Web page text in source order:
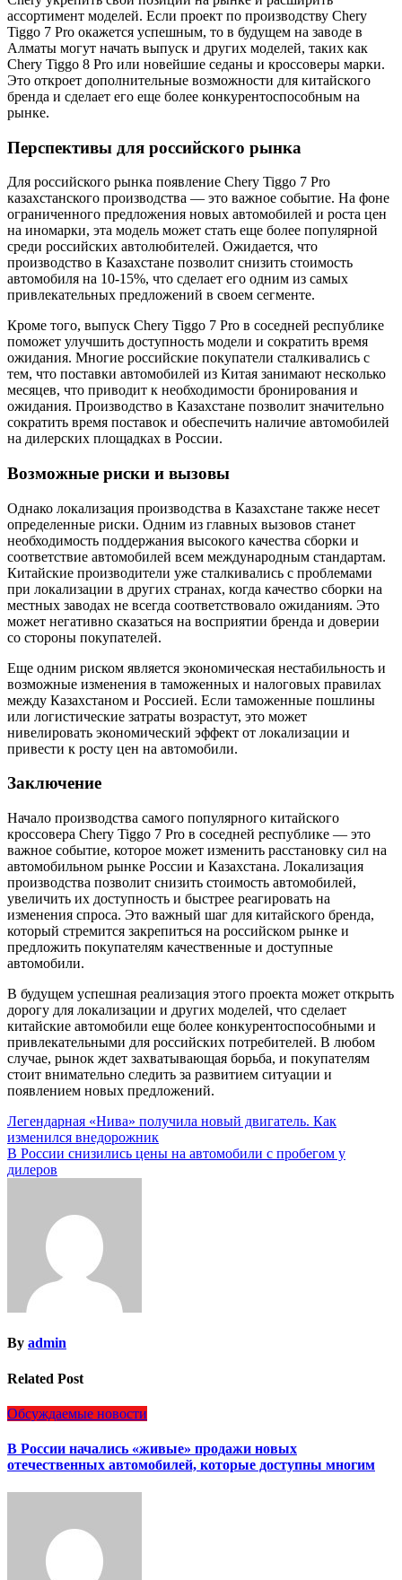
ассортимент моделей. Если проект по производству Chery
Tiggo 7 Pro окажется успешным, то в будущем на заводе в
Алматы могут начать выпуск и других моделей, таких как
Chery Tiggo 8 Pro или новейшие седаны и кроссоверы марки.
Это откроет дополнительные возможности для китайского
бренда и сделает его еще более конкурентоспособным на
рынке.
Перспективы для российского рынка
Для российского рынка появление Chery Tiggo 7 Pro
казахстанского производства — это важное событие. На фоне
ограниченного предложения новых автомобилей и роста цен
на иномарки, эта модель может стать еще более популярной
среди российских автолюбителей. Ожидается, что
производство в Казахстане позволит снизить стоимость
автомобиля на 10-15%, что сделает его одним из самых
привлекательных предложений в своем сегменте.
Кроме того, выпуск Chery Tiggo 7 Pro в соседней республике
поможет улучшить доступность модели и сократить время
ожидания. Многие российские покупатели сталкивались с
тем, что поставки автомобилей из Китая занимают несколько
месяцев, что приводит к необходимости бронирования и
ожидания. Производство в Казахстане позволит значительно
сократить время поставок и обеспечить наличие автомобилей
на дилерских площадках в России.
Возможные риски и вызовы
Однако локализация производства в Казахстане также несет
определенные риски. Одним из главных вызовов станет
необходимость поддержания высокого качества сборки и
соответствие автомобилей всем международным стандартам.
Китайские производители уже сталкивались с проблемами
при локализации в других странах, когда качество сборки на
местных заводах не всегда соответствовало ожиданиям. Это
может негативно сказаться на восприятии бренда и доверии
со стороны покупателей.
Еще одним риском является экономическая нестабильность и
возможные изменения в таможенных и налоговых правилах
между Казахстаном и Россией. Если таможенные пошлины
или логистические затраты возрастут, это может
нивелировать экономический эффект от локализации и
привести к росту цен на автомобили.
Заключение
Начало производства самого популярного китайского
кроссовера Chery Tiggo 7 Pro в соседней республике — это
важное событие, которое может изменить расстановку сил на
автомобильном рынке России и Казахстана. Локализация
производства позволит снизить стоимость автомобилей,
увеличить их доступность и быстрее реагировать на
изменения спроса. Это важный шаг для китайского бренда,
который стремится закрепиться на российском рынке и
предложить покупателям качественные и доступные
автомобили.
В будущем успешная реализация этого проекта может открыть
дорогу для локализации и других моделей, что сделает
китайские автомобили еще более конкурентоспособными и
привлекательными для российских потребителей. В любом
случае, рынок ждет захватывающая борьба, и покупателям
стоит внимательно следить за развитием ситуации и
появлением новых предложений.
Навигация
по
записям
Легендарная «Нива» получила новый двигатель. Как
изменился внедорожник
В России снизились цены на автомобили с пробегом у
дилеров
By admin
Related Post
Обсуждаемые новости
В России начались «живые» продажи новых
отечественных автомобилей, которые доступны многим